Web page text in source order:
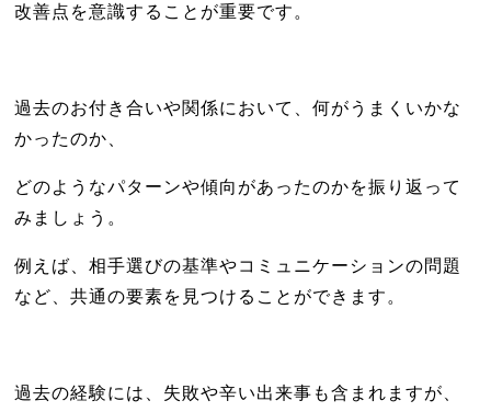
改善点を意識することが重要です。
過去のお付き合いや関係において、何がうまくいかな
かったのか、
どのようなパターンや傾向があったのかを振り返って
みましょう。
例えば、相手選びの基準やコミュニケーションの問題
など、共通の要素を見つけることができます。
過去の経験には、失敗や辛い出来事も含まれますが、